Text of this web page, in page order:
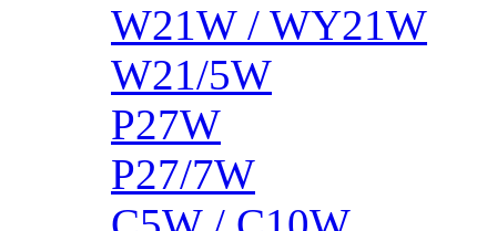
W21W / WY21W
W21/5W
P27W
P27/7W